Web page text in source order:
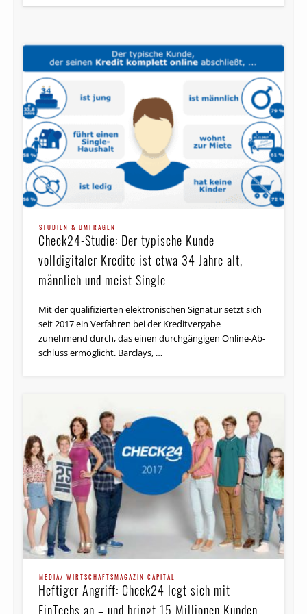
STUDIEN & UMFRAGEN
Check24-Studie: Der typische Kunde
volldigitaler Kredite ist etwa 34 Jahre alt,
männlich und meist Single
Mit der qualifizierten elektronischen Signatur setzt sich
seit 2017 ein Verfahren bei der Kreditvergabe
zunehmend durch, das einen durchgängigen On­line-Ab­
schluss er­mög­licht. Barclays, …
MEDIA/ WIRTSCHAFTSMAGAZIN CAPITAL
Heftiger Angriff: Check24 legt sich mit
FinTechs an – und bringt 15 Millionen Kunden